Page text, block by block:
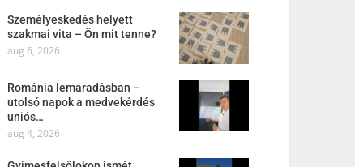
Személyeskedés helyett
szakmai vita – Ön mit tenne?
aug 6, 2026
Románia lemaradásban –
utolsó napok a medvekérdés
uniós…
aug 4, 2026